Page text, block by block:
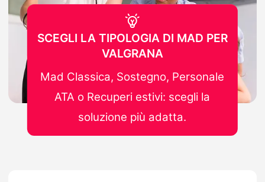
SCEGLI LA TIPOLOGIA DI MAD PER
VALGRANA
Mad Classica, Sostegno, Personale
ATA o Recuperi estivi: scegli la
soluzione più adatta.